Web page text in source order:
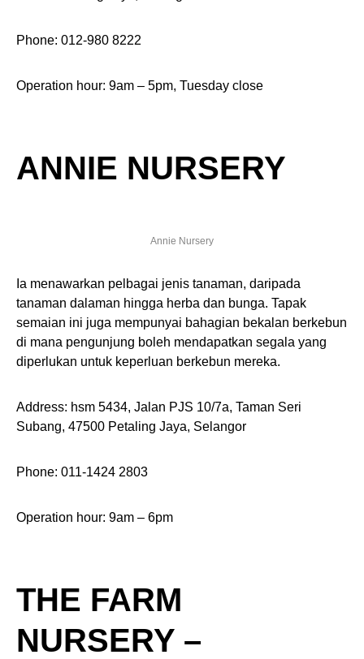
Phone: 012-980 8222
Operation hour: 9am – 5pm, Tuesday close
ANNIE NURSERY
Annie Nursery
Ia menawarkan pelbagai jenis tanaman, daripada
tanaman dalaman hingga herba dan bunga. Tapak
semaian ini juga mempunyai bahagian bekalan berkebun
di mana pengunjung boleh mendapatkan segala yang
diperlukan untuk keperluan berkebun mereka.
Address: hsm 5434, Jalan PJS 10/7a, Taman Seri
Subang, 47500 Petaling Jaya, Selangor
Phone: 011-1424 2803
Operation hour: 9am – 6pm
THE FARM
NURSERY –